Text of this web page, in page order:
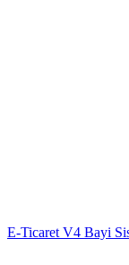
E-Ticaret V4 Bayi